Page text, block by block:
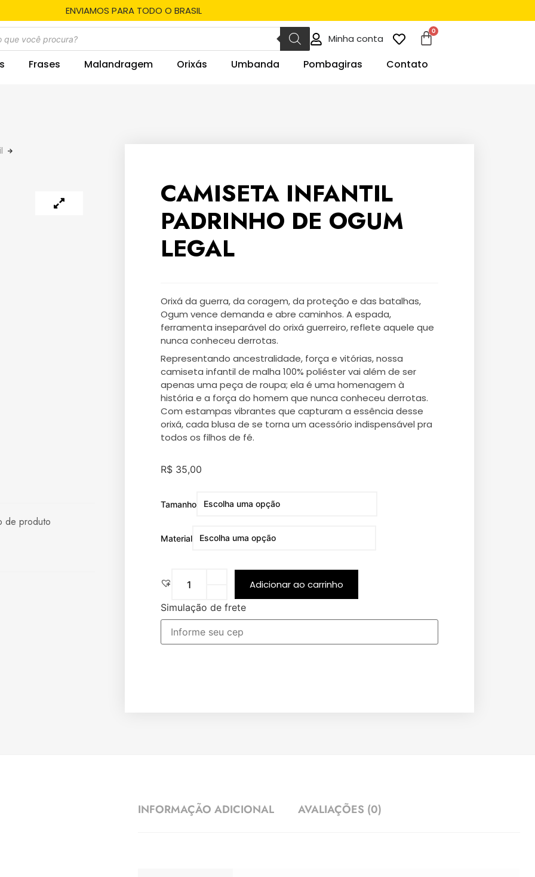
ENVIAMOS PARA TODO O BRASIL
Minha conta
Frases Malandragem Orixás Umbanda Pombagiras Contato
de produto
CAMISETA INFANTIL
PADRINHO DE OGUM
LEGAL
Orixá da guerra, da coragem, da proteção e das batalhas,
Ogum vence demanda e abre caminhos. A espada,
ferramenta inseparável do orixá guerreiro, reflete aquele que
nunca conheceu derrotas.
Representando ancestralidade, força e vitórias, nossa
camiseta infantil de malha 100% poliéster vai além de ser
apenas uma peça de roupa; ela é uma homenagem à
história e a força do homem que nunca conheceu derrotas.
Com estampas vibrantes que capturam a essência desse
orixá, cada blusa de se torna um acessório indispensável pra
todos os filhos de fé.
R$ 35,00
Tamanho
Material
Adicionar ao carrinho
Simulação de frete
INFORMAÇÃO ADICIONAL AVALIAÇÕES (0)